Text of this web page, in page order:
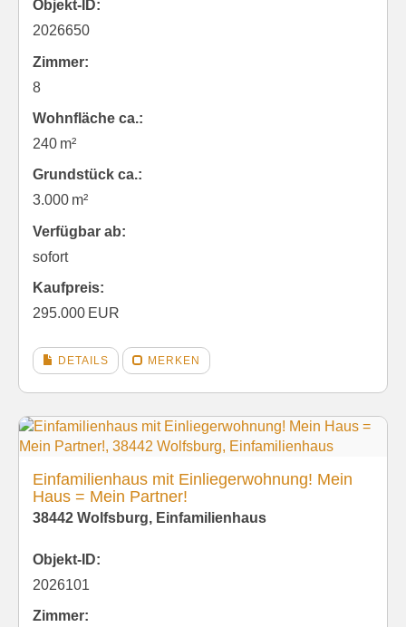
Objekt-ID:
2026650
Zimmer:
8
Wohnfläche ca.:
240 m²
Grund­stück ca.:
3.000 m²
Verfügbar ab:
sofort
Kaufpreis:
295.000 EUR
DETAILS MERKEN
Einfamilienhaus mit Einliegerwohnung! Mein
Haus = Mein Partner!
38442 Wolfsburg, Einfamilienhaus
Objekt-ID:
2026101
Zimmer: